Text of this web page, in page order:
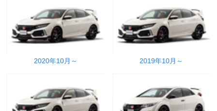
2020年10月～ 2019年10月～